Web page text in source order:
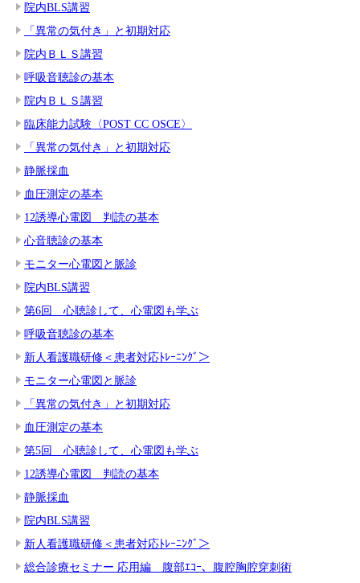
院内BLS講習
「異常の気付き」と初期対応
院内ＢＬＳ講習
呼吸音聴診の基本
院内ＢＬＳ講習
臨床能力試験〈POST CC OSCE〉
「異常の気付き」と初期対応
静脈採血
血圧測定の基本
12誘導心電図 判読の基本
心音聴診の基本
モニター心電図と脈診
院内BLS講習
第6回 心聴診して、心電図も学ぶ
呼吸音聴診の基本
新人看護職研修＜患者対応ﾄﾚｰﾆﾝｸﾞ＞
モニター心電図と脈診
「異常の気付き」と初期対応
血圧測定の基本
第5回 心聴診して、心電図も学ぶ
12誘導心電図 判読の基本
静脈採血
院内BLS講習
新人看護職研修＜患者対応ﾄﾚｰﾆﾝｸﾞ＞
総合診療セミナー 応用編 腹部ｴｺｰ、腹腔胸腔穿刺術